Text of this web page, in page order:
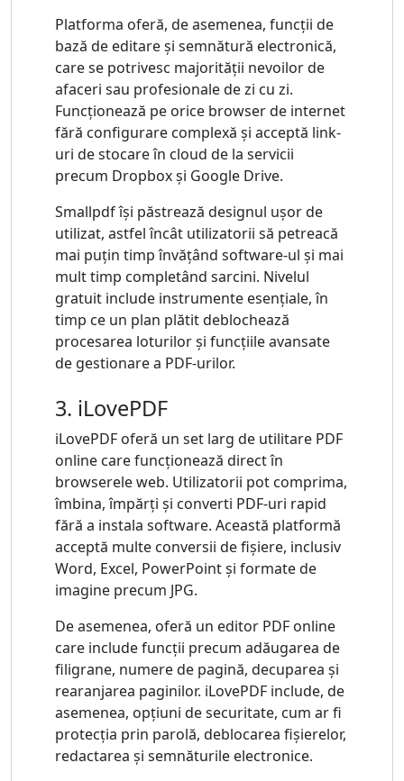
Platforma oferă, de asemenea, funcții de
bază de editare și semnătură electronică,
care se potrivesc majorității nevoilor de
afaceri sau profesionale de zi cu zi.
Funcționează pe orice browser de internet
fără configurare complexă și acceptă link-
uri de stocare în cloud de la servicii
precum Dropbox și Google Drive.
Smallpdf își păstrează designul ușor de
utilizat, astfel încât utilizatorii să petreacă
mai puțin timp învățând software-ul și mai
mult timp completând sarcini. Nivelul
gratuit include instrumente esențiale, în
timp ce un plan plătit deblochează
procesarea loturilor și funcțiile avansate
de gestionare a PDF-urilor.
3. iLovePDF
iLovePDF oferă un set larg de utilitare PDF
online care funcționează direct în
browserele web. Utilizatorii pot comprima,
îmbina, împărți și converti PDF-uri rapid
fără a instala software. Această platformă
acceptă multe conversii de fișiere, inclusiv
Word, Excel, PowerPoint și formate de
imagine precum JPG.
De asemenea, oferă un editor PDF online
care include funcții precum adăugarea de
filigrane, numere de pagină, decuparea și
rearanjarea paginilor. iLovePDF include, de
asemenea, opțiuni de securitate, cum ar fi
protecția prin parolă, deblocarea fișierelor,
redactarea și semnăturile electronice.